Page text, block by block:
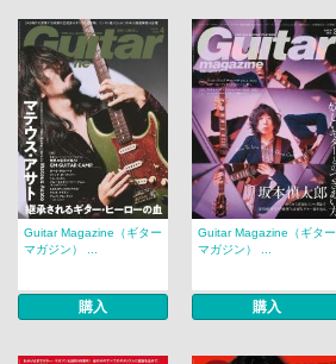
Guitar Magazine（ギター
マガジン） ...
購入
Guitar Magazine（ギター
マガジン） ...
購入